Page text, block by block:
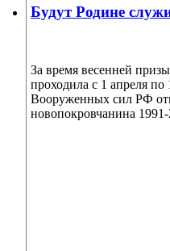
Будут Родине
За время весенней
проходила с 1 апреля
Вооруженных сил РФ
новопокровчанина